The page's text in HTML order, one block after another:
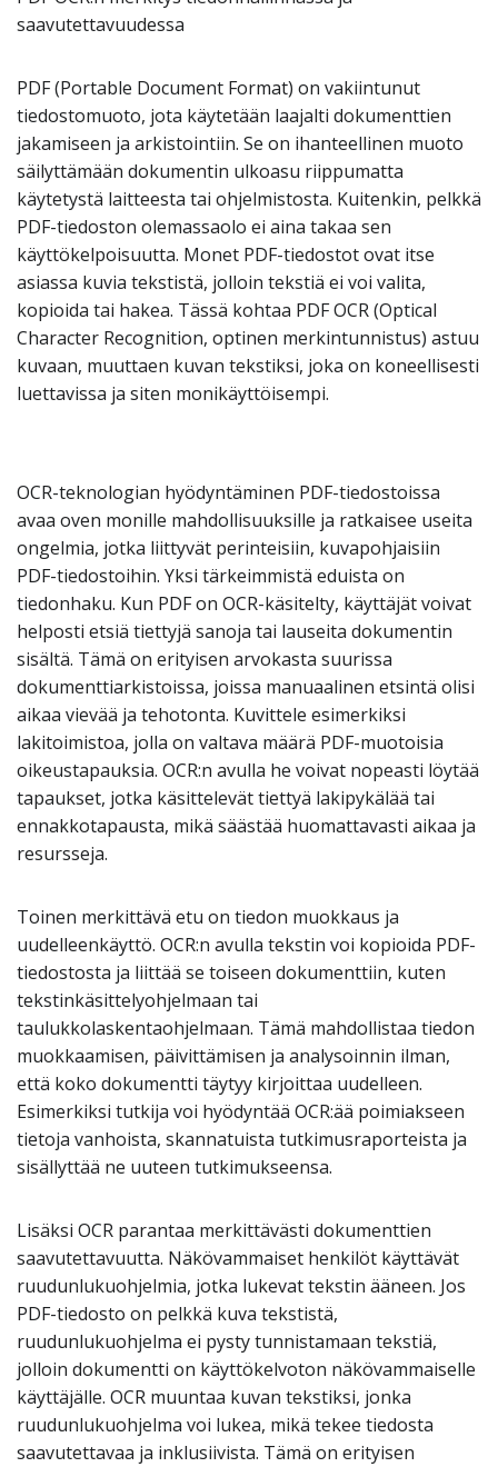
saavutettavuudessa
PDF (Portable Document Format) on vakiintunut
tiedostomuoto, jota käytetään laajalti dokumenttien
jakamiseen ja arkistointiin. Se on ihanteellinen muoto
säilyttämään dokumentin ulkoasu riippumatta
käytetystä laitteesta tai ohjelmistosta. Kuitenkin, pelkkä
PDF-tiedoston olemassaolo ei aina takaa sen
käyttökelpoisuutta. Monet PDF-tiedostot ovat itse
asiassa kuvia tekstistä, jolloin tekstiä ei voi valita,
kopioida tai hakea. Tässä kohtaa PDF OCR (Optical
Character Recognition, optinen merkintunnistus) astuu
kuvaan, muuttaen kuvan tekstiksi, joka on koneellisesti
luettavissa ja siten monikäyttöisempi.
OCR-teknologian hyödyntäminen PDF-tiedostoissa
avaa oven monille mahdollisuuksille ja ratkaisee useita
ongelmia, jotka liittyvät perinteisiin, kuvapohjaisiin
PDF-tiedostoihin. Yksi tärkeimmistä eduista on
tiedonhaku. Kun PDF on OCR-käsitelty, käyttäjät voivat
helposti etsiä tiettyjä sanoja tai lauseita dokumentin
sisältä. Tämä on erityisen arvokasta suurissa
dokumenttiarkistoissa, joissa manuaalinen etsintä olisi
aikaa vievää ja tehotonta. Kuvittele esimerkiksi
lakitoimistoa, jolla on valtava määrä PDF-muotoisia
oikeustapauksia. OCR:n avulla he voivat nopeasti löytää
tapaukset, jotka käsittelevät tiettyä lakipykälää tai
ennakkotapausta, mikä säästää huomattavasti aikaa ja
resursseja.
Toinen merkittävä etu on tiedon muokkaus ja
uudelleenkäyttö. OCR:n avulla tekstin voi kopioida PDF-
tiedostosta ja liittää se toiseen dokumenttiin, kuten
tekstinkäsittelyohjelmaan tai
taulukkolaskentaohjelmaan. Tämä mahdollistaa tiedon
muokkaamisen, päivittämisen ja analysoinnin ilman,
että koko dokumentti täytyy kirjoittaa uudelleen.
Esimerkiksi tutkija voi hyödyntää OCR:ää poimiakseen
tietoja vanhoista, skannatuista tutkimusraporteista ja
sisällyttää ne uuteen tutkimukseensa.
Lisäksi OCR parantaa merkittävästi dokumenttien
saavutettavuutta. Näkövammaiset henkilöt käyttävät
ruudunlukuohjelmia, jotka lukevat tekstin ääneen. Jos
PDF-tiedosto on pelkkä kuva tekstistä,
ruudunlukuohjelma ei pysty tunnistamaan tekstiä,
jolloin dokumentti on käyttökelvoton näkövammaiselle
käyttäjälle. OCR muuntaa kuvan tekstiksi, jonka
ruudunlukuohjelma voi lukea, mikä tekee tiedosta
saavutettavaa ja inklusiivista. Tämä on erityisen